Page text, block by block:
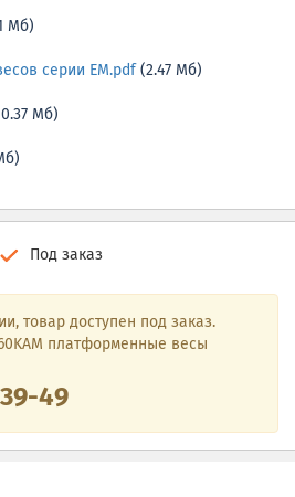
Мб)
серии ЕМ.pdf(2.47 Мб)
Мб)
Под заказ
товар доступен под заказ.
платформенные весы
49